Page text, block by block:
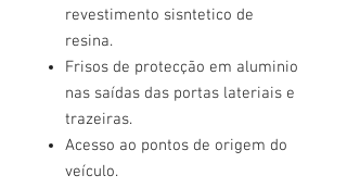
revestimento sisntetico de
resina.
Frisos de protecção em aluminio
nas saídas das portas lateriais e
trazeiras.
Acesso ao pontos de origem do
veículo.